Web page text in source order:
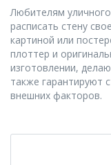
Любителям
расписать стену
картиной или
плоттер и
изготовлении,
также гарантируют
внешних факторов.